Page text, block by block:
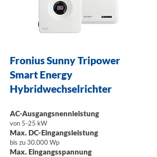
Fronius Sunny Tripower
Smart Energy
Hybridwechselrichter
AC-Ausgangsnennleistung
von 5-25 kW
Max. DC-Eingangsleistung
bis zu 30.000 Wp
Max. Eingangsspannung